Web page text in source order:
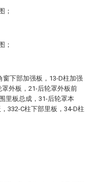
；
；
窗下部加强板，13-D柱加强
外板，21-后轮罩外板前
里板总成，31-后轮罩本
332-C柱下部里板，34-D柱